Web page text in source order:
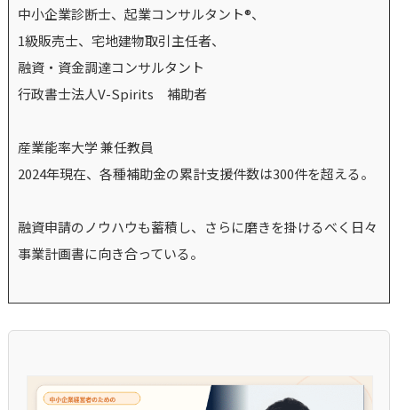
中小企業診断士、起業コンサルタント®、
1級販売士、宅地建物取引主任者、
融資・資金調達コンサルタント
行政書士法人V-Spirits 補助者
産業能率大学 兼任教員
2024年現在、各種補助金の累計支援件数は300件を超える。
融資申請のノウハウも蓄積し、さらに磨きを掛けるべく日々
事業計画書に向き合っている。